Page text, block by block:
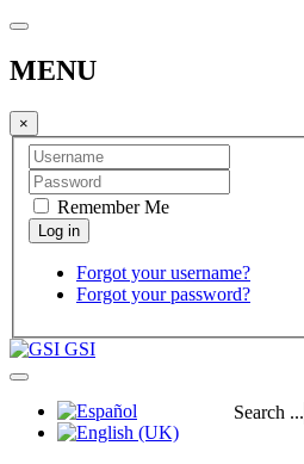
MENU
×
Remember Me
Forgot your username?
Forgot your password?
GSI
Search ...